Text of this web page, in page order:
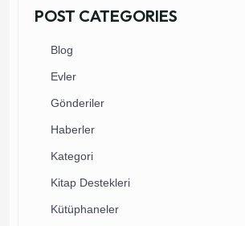
POST CATEGORIES
Blog
Evler
Gönderiler
Haberler
Kategori
Kitap Destekleri
Kütüphaneler